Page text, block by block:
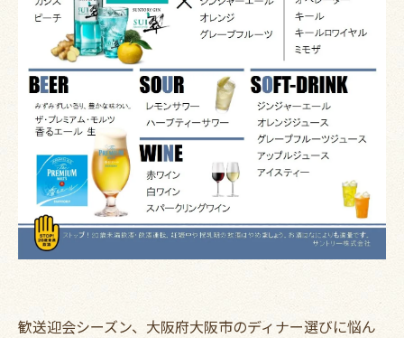
歓送迎会シーズン、大阪府大阪市のディナー選びに悩ん